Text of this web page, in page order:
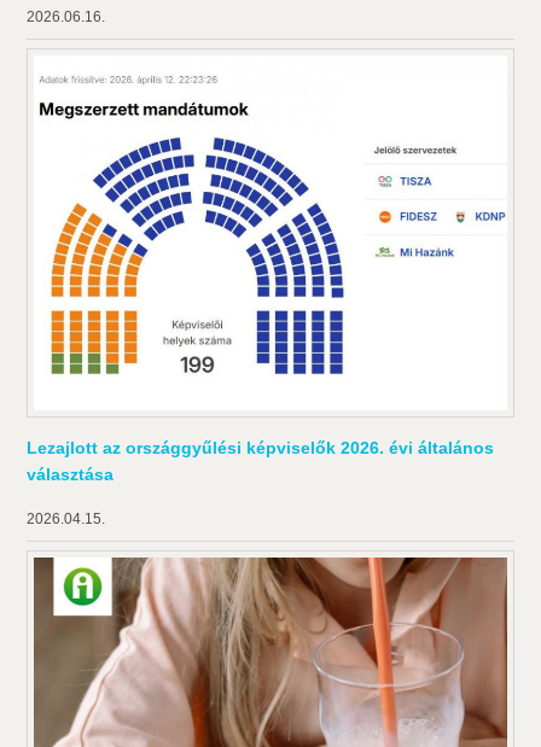
2026.06.16.
Lezajlott az országgyűlési képviselők 2026. évi általános
választása
2026.04.15.